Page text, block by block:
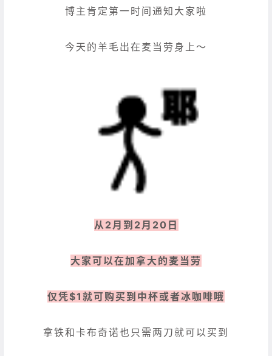
博主肯定第一时间通知大家啦
今天的羊毛出在麦当劳身上～
从2月到2月20日
大家可以在加拿大的麦当劳
仅凭$1就可购买到中杯或者冰咖啡哦
拿铁和卡布奇诺也只需两刀就可以买到